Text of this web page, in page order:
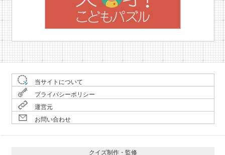
当サイトについて
プライバシーポリシー
運営元
お問い合わせ
クイズ制作・監修